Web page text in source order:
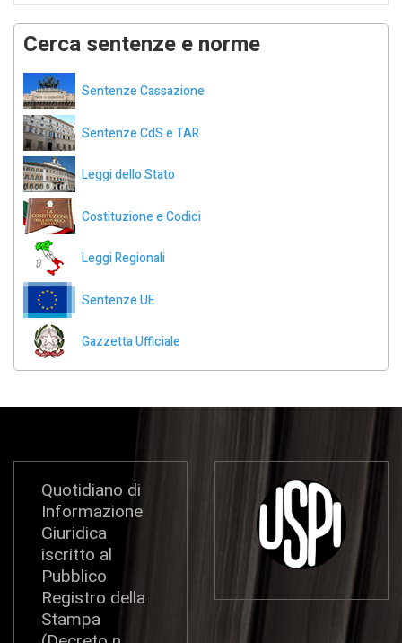
Cerca sentenze e norme
Sentenze Cassazione
Sentenze CdS e TAR
Leggi dello Stato
Costituzione e Codici
Leggi Regionali
Sentenze UE
Gazzetta Ufficiale
Quotidiano di
Informazione
Giuridica
iscritto al
Pubblico
Registro della
Stampa